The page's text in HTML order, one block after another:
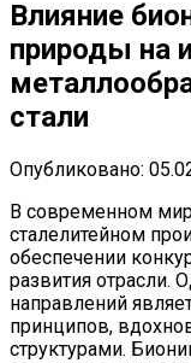
Влияние
природы на
стали
Опубликовано:
В современном
сталелитейном
обеспечении
развития
направлений
принципов,
структурами.